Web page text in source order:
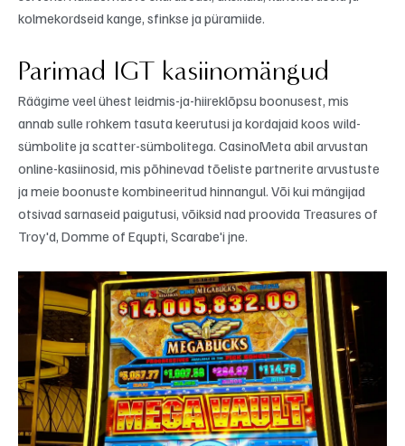
kolmekordseid kange, sfinkse ja püramiide.
Parimad IGT kasiinomängud
Räägime veel ühest leidmis-ja-hiireklõpsu boonusest, mis
annab sulle rohkem tasuta keerutusi ja kordajaid koos wild-
sümbolite ja scatter-sümbolitega. CasinoMeta abil arvustan
online-kasiinosid, mis põhinevad tõeliste partnerite arvustuste
ja meie boonuste kombineeritud hinnangul. Või kui mängijad
otsivad sarnaseid paigutusi, võiksid nad proovida Treasures of
Troy'd, Domme of Equpti, Scarabe'i jne.